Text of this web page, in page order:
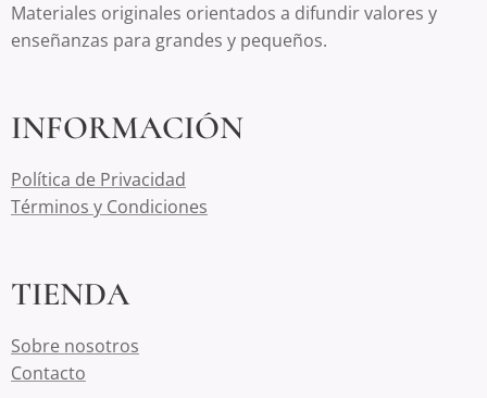
Materiales originales orientados a difundir valores y
enseñanzas para grandes y pequeños.
INFORMACIÓN
Política de Privacidad
Términos y Condiciones
TIENDA
Sobre nosotros
Contacto